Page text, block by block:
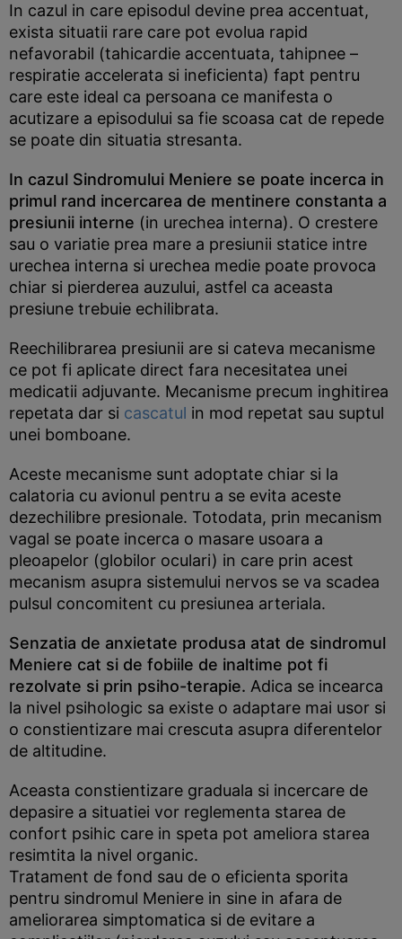
In cazul in care episodul devine prea accentuat,
exista situatii rare care pot evolua rapid
nefavorabil (tahicardie accentuata, tahipnee –
respiratie accelerata si ineficienta) fapt pentru
care este ideal ca persoana ce manifesta o
acutizare a episodului sa fie scoasa cat de repede
se poate din situatia stresanta.
In cazul Sindromului Meniere se poate incerca in
primul rand incercarea de mentinere constanta a
presiunii interne (in urechea interna). O crestere
sau o variatie prea mare a presiunii statice intre
urechea interna si urechea medie poate provoca
chiar si pierderea auzului, astfel ca aceasta
presiune trebuie echilibrata.
Reechilibrarea presiunii are si cateva mecanisme
ce pot fi aplicate direct fara necesitatea unei
medicatii adjuvante. Mecanisme precum inghitirea
repetata dar si cascatul in mod repetat sau suptul
unei bomboane.
Aceste mecanisme sunt adoptate chiar si la
calatoria cu avionul pentru a se evita aceste
dezechilibre presionale. Totodata, prin mecanism
vagal se poate incerca o masare usoara a
pleoapelor (globilor oculari) in care prin acest
mecanism asupra sistemului nervos se va scadea
pulsul concomitent cu presiunea arteriala.
Senzatia de anxietate produsa atat de sindromul
Meniere cat si de fobiile de inaltime pot fi
rezolvate si prin psiho-terapie. Adica se incearca
la nivel psihologic sa existe o adaptare mai usor si
o constientizare mai crescuta asupra diferentelor
de altitudine.
Aceasta constientizare graduala si incercare de
depasire a situatiei vor reglementa starea de
confort psihic care in speta pot ameliora starea
resimtita la nivel organic.
Tratament de fond sau de o eficienta sporita
pentru sindromul Meniere in sine in afara de
ameliorarea simptomatica si de evitare a